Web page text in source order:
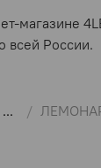
магазине
всей России.
...